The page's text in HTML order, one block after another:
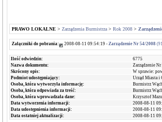
PRAWO LOKALNE > Zarządzenia Burmistrza > Rok 2008 >
Załączniki do pobrania: 2008-08-11 09:54:19 - Zarządzenie Nr 54/2008
Ilość odwiedzin:
6775
Nazwa dokumentu:
Zarządzenie
Skrócony opis:
W sprawie:
Podmiot udostępniający:
Urząd Miasta i
Osoba, która wytworzyła informację:
Burmistrz
Osoba, która odpowiada za treść:
Burmistrz
Osoba, która wprowadzała dane:
Krzysztof
Data wytworzenia informacji:
2008-08-11
Data udostępnienia informacji:
2008-08-11
Data ostatniej aktualizacji:
2008-08-11